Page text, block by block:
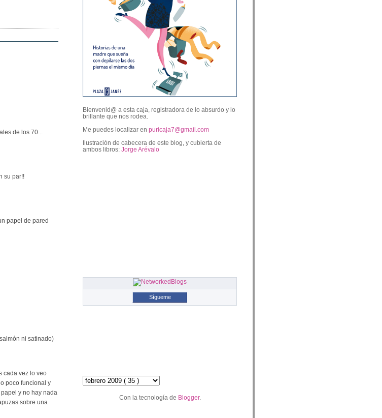
de los 70...
su par!!
papel de pared
ni satinado)
cada vez lo veo
poco funcional y
y no hay nada
sobre una
Bienvenid@ a esta caja, registradora de lo absurdo y lo
brillante que nos rodea.
Me puedes localizar en puricaja7@gmail.com
Ilustración de cabecera de este blog, y cubierta de
ambos libros: Jorge Arévalo
Sígueme
Con la tecnología de Blogger.